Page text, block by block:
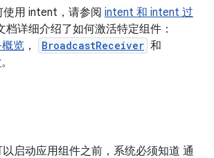
用 intent，请参阅 intent 和 intent 过
档详细介绍了如何激活特定组件：
览 ， BroadcastReceiver 和
。
启动应用组件之前，系统必须知道 通